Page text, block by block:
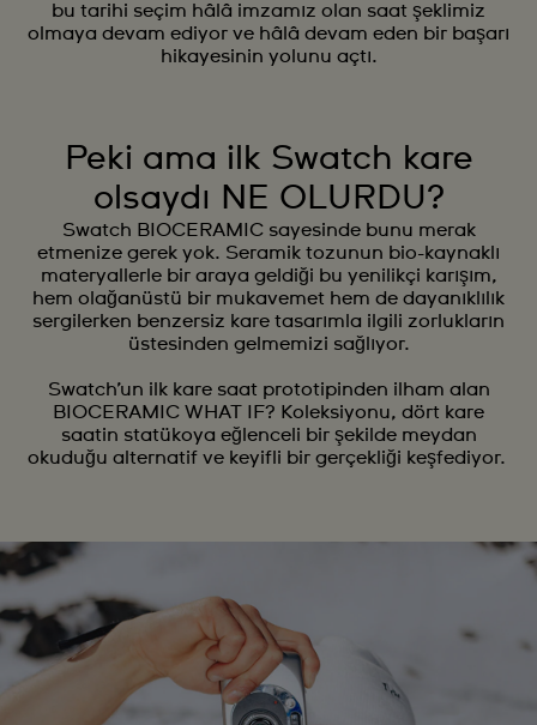
bu tarihi seçim hâlâ imzamız olan saat şeklimiz
olmaya devam ediyor ve hâlâ devam eden bir başarı
hikayesinin yolunu açtı.
Peki ama ilk Swatch kare
olsaydı NE OLURDU?
Swatch BIOCERAMIC sayesinde bunu merak
etmenize gerek yok. Seramik tozunun bio-kaynaklı
materyallerle bir araya geldiği bu yenilikçi karışım,
hem olağanüstü bir mukavemet hem de dayanıklılık
sergilerken benzersiz kare tasarımla ilgili zorlukların
üstesinden gelmemizi sağlıyor.
Swatch’un ilk kare saat prototipinden ilham alan
BIOCERAMIC WHAT IF? Koleksiyonu, dört kare
saatin statükoya eğlenceli bir şekilde meydan
okuduğu alternatif ve keyifli bir gerçekliği keşfediyor.